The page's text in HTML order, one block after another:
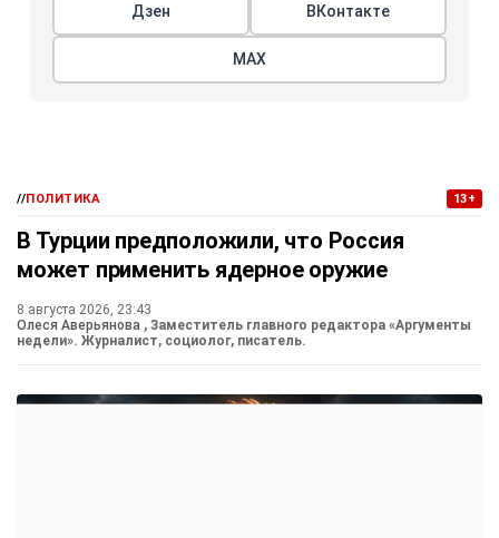
Дзен ВКонтакте
МАХ
//ПОЛИТИКА 13+
В Турции предположили, что Россия
может применить ядерное оружие
8 августа 2026, 23:43
Олеся Аверьянова , Заместитель главного редактора «Аргументы
недели». Журналист, социолог, писатель.